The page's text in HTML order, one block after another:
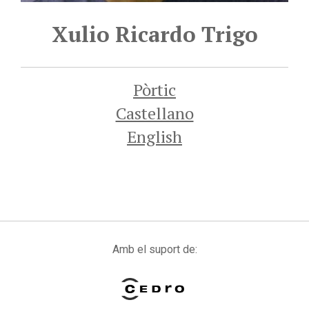
Xulio Ricardo Trigo
Pòrtic
Castellano
English
Amb el suport de: